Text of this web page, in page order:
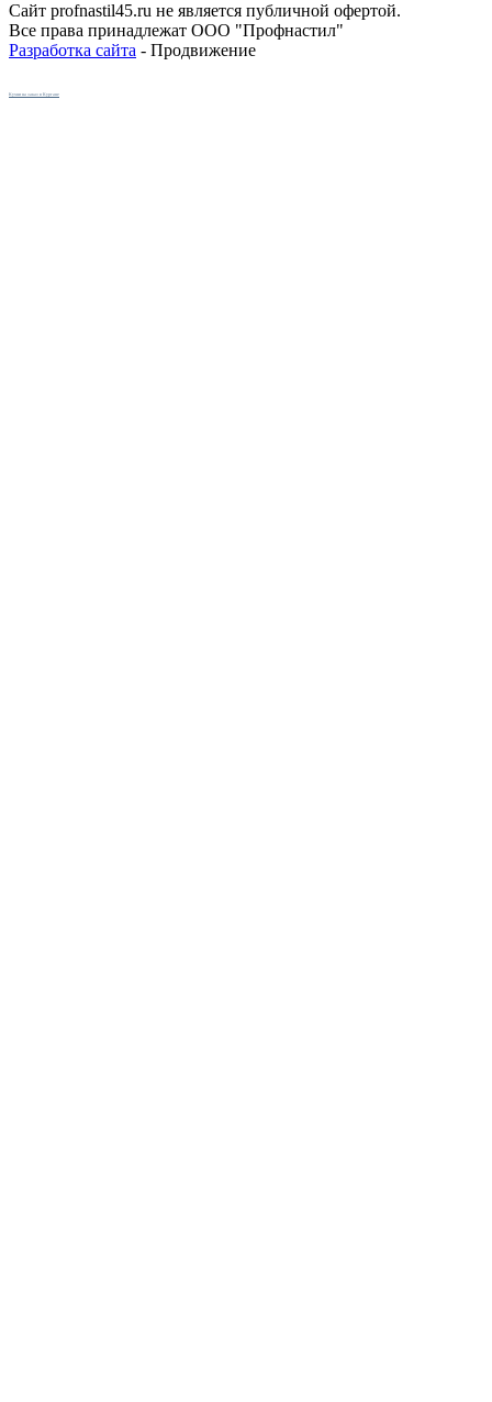
Сайт profnastil45.ru не является публичной офертой.
Все права принадлежат ООО "Профнастил"
Разработка сайта - Продвижение
Кухни на заказ в Кургане